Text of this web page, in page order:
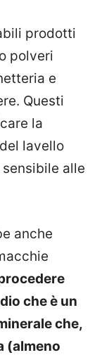
prodotti
polveri
e
Questi
la
lavello
alle
anche
che è un
che,
(almeno